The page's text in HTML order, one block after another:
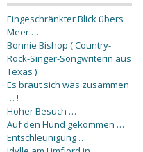
Eingeschränkter Blick übers
Meer …
Bonnie Bishop ( Country-
Rock-Singer-Songwriterin aus
Texas )
Es braut sich was zusammen
… !
Hoher Besuch …
Auf den Hund gekommen …
Entschleunigung …